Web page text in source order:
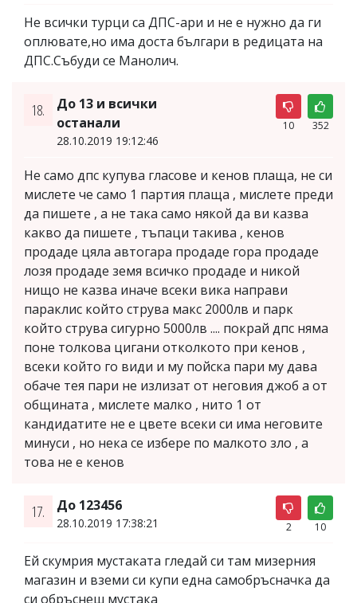
Не всички турци са ДПС-ари и не е нужно да ги
оплювате,но има доста българи в редицата на
ДПС.Събуди се Манолич.
18.
До 13 и всички
останали
28.10.2019 19:12:46
10 352
Не само дпс купува гласове и кенов плаща, не си
мислете че само 1 партия плаща , мислете преди
да пишете , а не така само някой да ви казва
какво да пишете , тъпаци такива , кенов
продаде цяла автогара продаде гора продаде
лозя продаде земя всичко продаде и никой
нищо не казва иначе всеки вика направи
параклис който струва макс 2000лв и парк
който струва сигурно 5000лв .... покрай дпс няма
поне толкова цигани отколкото при кенов ,
всеки който го види и му пойска пари му дава
обаче тея пари не излизат от неговия джоб а от
общината , мислете малко , нито 1 от
кандидатите не е цвете всеки си има неговите
минуси , но нека се избере по малкото зло , а
това не е кенов
17. До 123456
28.10.2019 17:38:21 2 10
Ей скумрия мустаката гледай си там мизерния
магазин и вземи си купи една самобръсначка да
си обръснеш мустака